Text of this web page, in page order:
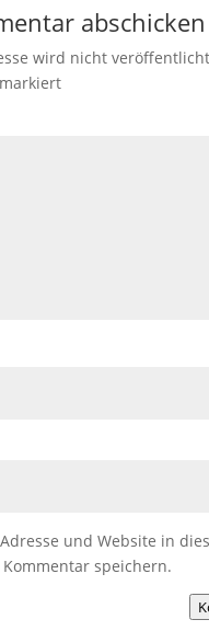
abschicken
wird nicht
markiert
und Website in
speichern.